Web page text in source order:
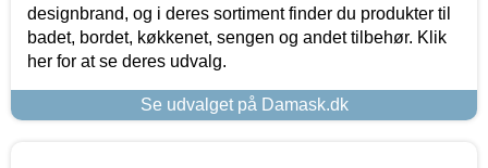
designbrand, og i deres sortiment finder du produkter til
badet, bordet, køkkenet, sengen og andet tilbehør. Klik
her for at se deres udvalg.
Se udvalget på Damask.dk